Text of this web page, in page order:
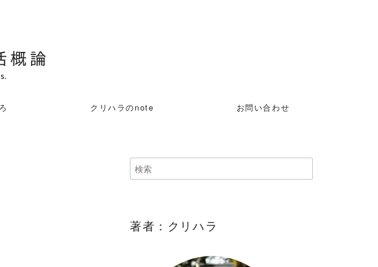
クリハラのnote お問い合わせ
著者：クリハラ